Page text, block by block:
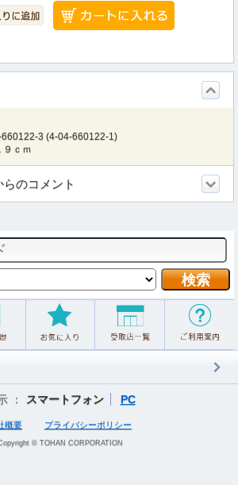
3 (4-04-660122-1)
ｃｍ
のコメント
： スマートフォン PC
概要 プライバシーポリシー
© TOHAN CORPORATION